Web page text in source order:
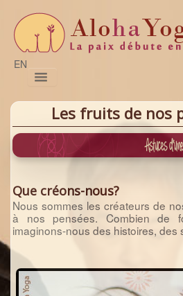
EN
Pratiques
Naturo
Formations
Les fruits de nos
Que créons-nous?
Nous sommes les créateurs de
à nos pensées. Combien de
imaginons-nous des histoires, des